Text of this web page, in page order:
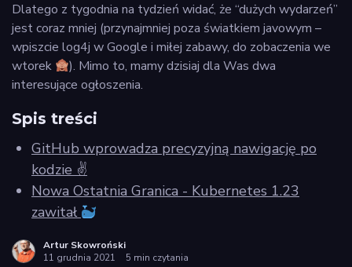
Odkryj
Vived
Privacy
policy
Dlatego z tygodnia na tydzień widać, że “dużych wydarzeń”
jest coraz mniej (przynajmniej poza światkiem javowym –
wpiszcie log4j w Google i miłej zabawy, do zobaczenia we
wtorek
). Mimo to, mamy dzisiaj dla Was dwa
interesujące ogłoszenia.
Spis treści
GitHub wprowadza precyzyjną nawigację po
kodzie ✌️
Nowa Ostatnia Granica - Kubernetes 1.23
zawitał
Artur Skowroński
11 grudnia 2021
5 min czytania